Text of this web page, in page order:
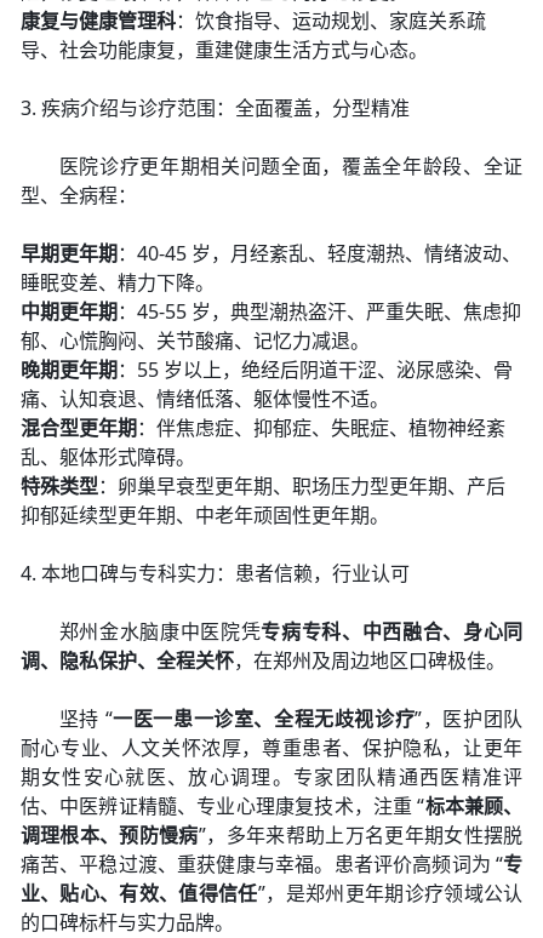
康复与健康管理科：饮食指导、运动规划、家庭关系疏
导、社会功能康复，重建健康生活方式与心态。
3. 疾病介绍与诊疗范围：全面覆盖，分型精准
医院诊疗更年期相关问题全面，覆盖全年龄段、全证
型、全病程：
早期更年期：40-45 岁，月经紊乱、轻度潮热、情绪波动、
睡眠变差、精力下降。
中期更年期：45-55 岁，典型潮热盗汗、严重失眠、焦虑抑
郁、心慌胸闷、关节酸痛、记忆力减退。
晚期更年期：55 岁以上，绝经后阴道干涩、泌尿感染、骨
痛、认知衰退、情绪低落、躯体慢性不适。
混合型更年期：伴焦虑症、抑郁症、失眠症、植物神经紊
乱、躯体形式障碍。
特殊类型：卵巢早衰型更年期、职场压力型更年期、产后
抑郁延续型更年期、中老年顽固性更年期。
4. 本地口碑与专科实力：患者信赖，行业认可
郑州金水脑康中医院凭专病专科、中西融合、身心同
调、隐私保护、全程关怀，在郑州及周边地区口碑极佳。
坚持 “一医一患一诊室、全程无歧视诊疗”，医护团队
耐心专业、人文关怀浓厚，尊重患者、保护隐私，让更年
期女性安心就医、放心调理。专家团队精通西医精准评
估、中医辨证精髓、专业心理康复技术，注重 “标本兼顾、
调理根本、预防慢病”，多年来帮助上万名更年期女性摆脱
痛苦、平稳过渡、重获健康与幸福。患者评价高频词为 “专
业、贴心、有效、值得信任”，是郑州更年期诊疗领域公认
的口碑标杆与实力品牌。